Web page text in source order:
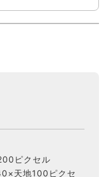
ピクセル
天地100ピクセ